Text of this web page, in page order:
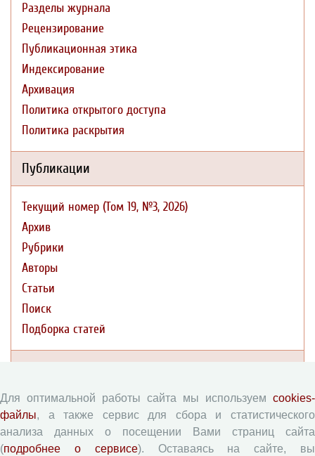
Разделы журнала
Рецензирование
Публикационная этика
Индексирование
Архивация
Политика открытого доступа
Политика раскрытия
Публикации
Текущий номер (Том 19, №3, 2026)
Архив
Рубрики
Авторы
Статьи
Поиск
Подборка статей
Правила для авторов
Типовой лицензионный договор
Согласие на обработку персональных данных
Для оптимальной работы сайта мы используем cookies-
файлы, а также сервис для сбора и статистического
анализа данных о посещении Вами страниц сайта
(подробнее о сервисе). Оставаясь на сайте, вы